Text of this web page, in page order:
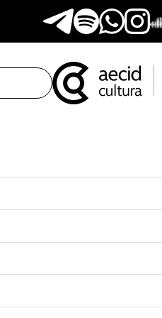
Telegram
SpotifyWhatsapp